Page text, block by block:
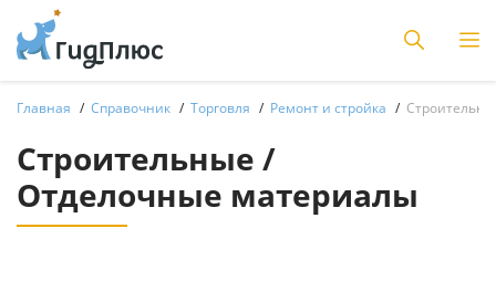
Главная Справочник Торговля Ремонт и стройка
Строительные /
Отделочные материалы